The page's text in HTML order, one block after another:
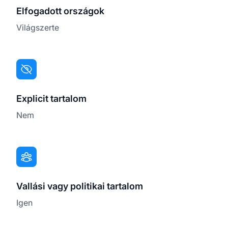
Elfogadott országok
Világszerte
Explicit tartalom
Nem
Vallási vagy politikai tartalom
Igen